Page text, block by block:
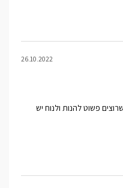
26.10.2022
פשוט להנות ולנוח יש